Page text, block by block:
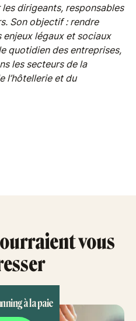
à la paie
dirigeants, responsables
Son objectif : rendre
enjeux légaux et sociaux
quotidien des entreprises,
les secteurs de la
l’hôtellerie et du
vous